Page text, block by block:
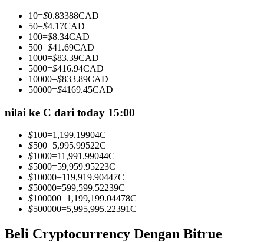
Menjadi Pedagang Salinan
Nikmati pembagian keuntungan dan komisi copy trading
Informasi
10=$0.83388CAD
50=$4.17CAD
100=$8.34CAD
500=$41.69CAD
1000=$83.39CAD
5000=$416.94CAD
10000=$833.89CAD
50000=$4169.45CAD
nilai ke C dari today 15:00
$100=1,199.19904C
$500=5,995.99522C
$1000=11,991.99044C
$5000=59,959.95223C
$10000=119,919.90447C
$50000=599,599.52239C
$100000=1,199,199.04478C
$500000=5,995,995.22391C
Beli Cryptocurrency Dengan Bitrue